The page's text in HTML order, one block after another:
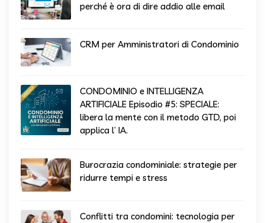
perché è ora di dire addio alle email
CRM per Amministratori di Condominio
CONDOMINIO e INTELLIGENZA
ARTIFICIALE Episodio #5: SPECIALE:
libera la mente con il metodo GTD, poi
applica l’ IA.
Burocrazia condominiale: strategie per
ridurre tempi e stress
Conflitti tra condomini: tecnologia per